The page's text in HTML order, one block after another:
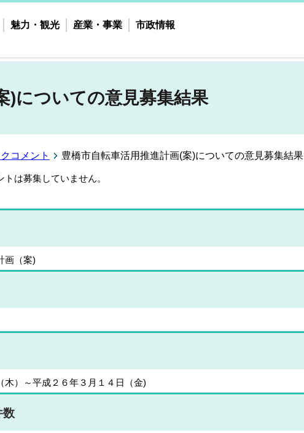
魅力・観光 産業・事業 市政情報
)についての意見募集結果
コメント 豊橋市自転車活用推進計画(案)についての意見募集結果
は募集していません。
画（案)
木）～平成２６年３月１４日（金)
数